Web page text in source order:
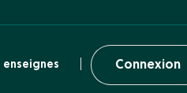
enseignes Connexion